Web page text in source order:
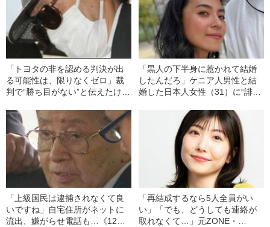
「トヨタの非を認める判決が出
る可能性は、限りなくゼロ」裁
判で“勝ち目がない”と伝えたけれ
幸三を説得できなかった「長男
の葛藤」
「黒人の下半身に惹かれて結婚
したんだろ」ケニア人男性と結
婚した日本人女性（31）に“誹謗
感じる“外国人差別”のリアル
「上級国民は逮捕されなくて良
いですね」自宅住所がネットに
流出、嫌がらせ電話も…《12人
「再結成するなら5人全員がい
い」「でも、どうしても連絡が
取れなくて…」元ZONE・